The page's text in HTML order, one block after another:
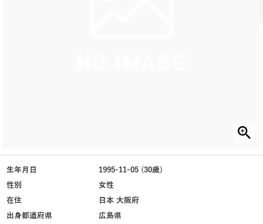
生年月日
1995-11-05 (30歳)
性別
女性
在住
日本 大阪府
出身都道府県
広島県